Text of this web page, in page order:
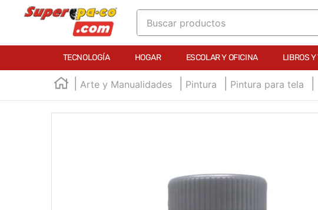
Buscar productos
TECNOLOGÍA HOGAR ESCOLAR Y OFICINA LIBROS Y
Arte y Manualidades Pintura Pintura para tela
TÉRMINOS MÁS BUSCADOS
2.
marcador e300
audifonos